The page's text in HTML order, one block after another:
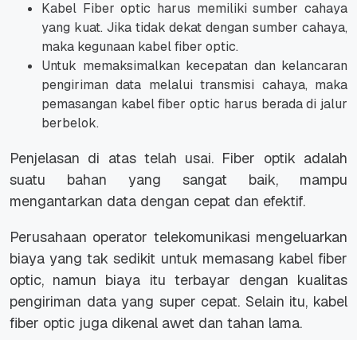
Kabel Fiber optic harus memiliki sumber cahaya
yang kuat. Jika tidak dekat dengan sumber cahaya,
maka kegunaan kabel fiber optic.
Untuk memaksimalkan kecepatan dan kelancaran
pengiriman data melalui transmisi cahaya, maka
pemasangan kabel fiber optic harus berada di jalur
berbelok.
Penjelasan di atas telah usai. Fiber optik adalah
suatu bahan yang sangat baik, mampu
mengantarkan data dengan cepat dan efektif.
Perusahaan operator telekomunikasi mengeluarkan
biaya yang tak sedikit untuk memasang kabel fiber
optic, namun biaya itu terbayar dengan kualitas
pengiriman data yang super cepat. Selain itu, kabel
fiber optic juga dikenal awet dan tahan lama.